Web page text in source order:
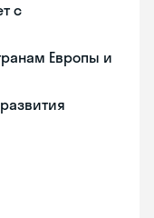
с
Европы и